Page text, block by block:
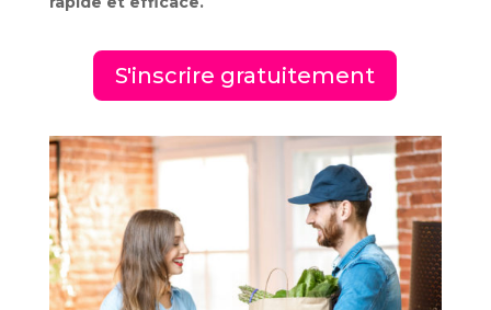
S'inscrire gratuitement